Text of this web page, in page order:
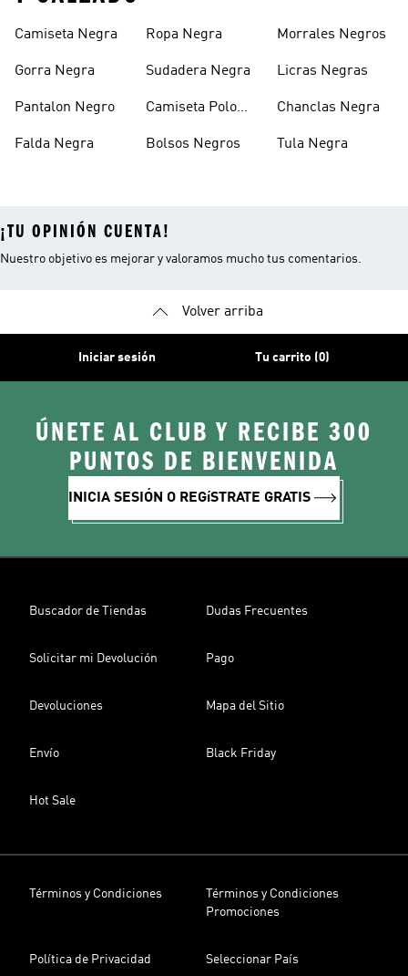
Camiseta Negra
Gorra Negra
Pantalon Negro
Falda Negra
Ropa Negra
Sudadera Negra
Camiseta Polo
Bolsos Negros
Morrales Negros
Licras Negras
Chanclas Negra
Tula Negra
¡TU OPINIÓN CUENTA!
Nuestro objetivo es mejorar y valoramos mucho tus comentarios.
Volver arriba
Iniciar sesión Tu carrito (0)
ÚNETE AL CLUB Y RECIBE 300
PUNTOS DE BIENVENIDA
INICIA SESIÓN O REGíSTRATE GRATIS
Buscador de Tiendas Dudas Frecuentes
Solicitar mi Devolución Pago
Devoluciones Mapa del Sitio
Envío Black Friday
Hot Sale
Términos y Condiciones
Términos y Condiciones
Promociones
Política de Privacidad Seleccionar País